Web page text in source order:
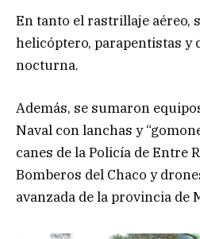
En tanto el rastrillaje aéreo,
helicóptero, parapentistas y
nocturna.
Además, se sumaron
Naval con lanchas y
canes de la Policía de Entre
Bomberos del Chaco y
avanzada de la provincia de